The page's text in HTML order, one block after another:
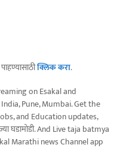
क्लिक करा.
on Esakal and
Pune, Mumbai. Get the
and Education updates,
घडामोडी. And Live taja batmya
Marathi news Channel app